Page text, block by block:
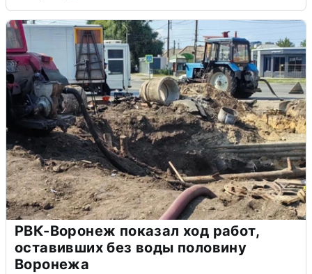
РВК-Воронеж показал ход работ,
оставивших без воды половину
Воронежа